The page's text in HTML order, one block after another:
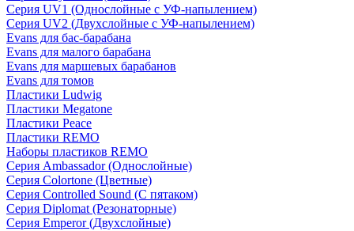
Серия UV1 (Однослойные с УФ-напылением)
Серия UV2 (Двухслойные с УФ-напылением)
Evans для бас-барабана
Evans для малого барабана
Evans для маршевых барабанов
Evans для томов
Пластики Ludwig
Пластики Megatone
Пластики Peace
Пластики REMO
Наборы пластиков REMO
Серия Ambassador (Однослойные)
Серия Colortone (Цветные)
Серия Controlled Sound (С пятаком)
Серия Diplomat (Резонаторные)
Серия Emperor (Двухслойные)